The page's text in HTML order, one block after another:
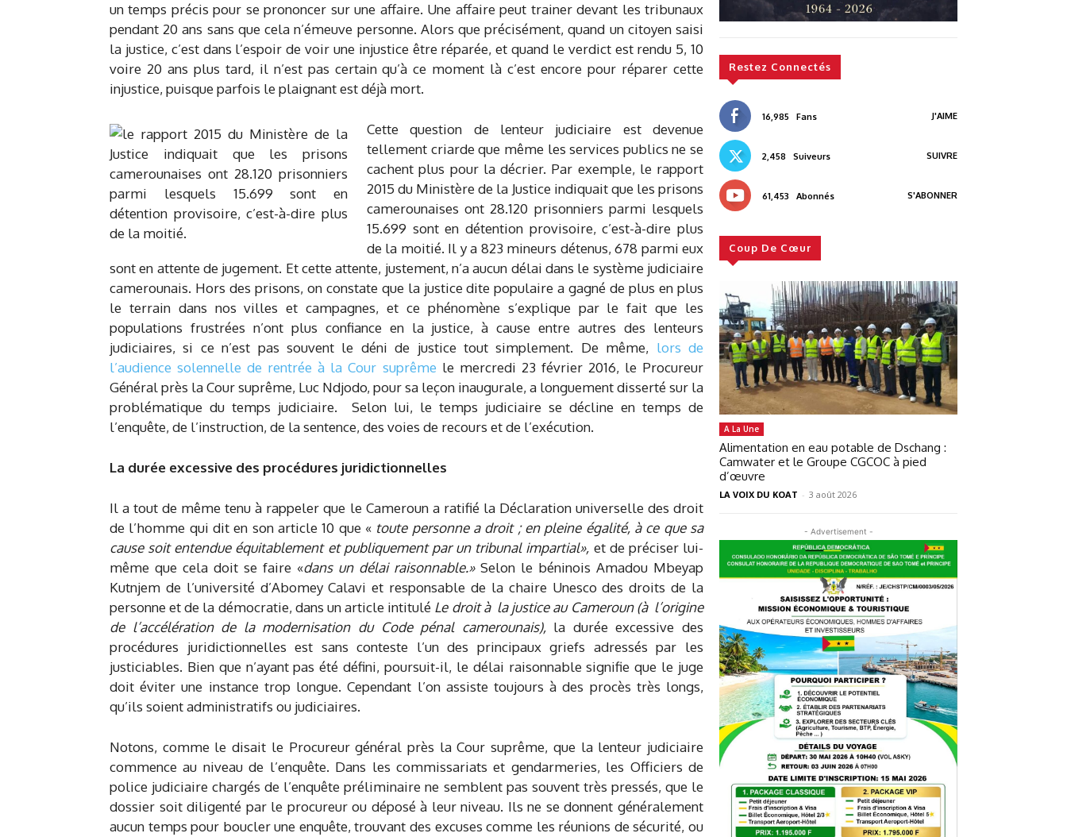
un temps précis pour se prononcer sur une affaire. Une affaire peut trainer devant les tribunaux
pendant 20 ans sans que cela n’émeuve personne. Alors que précisément, quand un citoyen saisi
la justice, c’est dans l’espoir de voir une injustice être réparée, et quand le verdict est rendu 5, 10
voire 20 ans plus tard, il n’est pas certain qu’à ce moment là c’est encore pour réparer cette
injustice, puisque parfois le plaignant est déjà mort.
Cette question de lenteur judiciaire est devenue
tellement criarde que même les services publics ne se
cachent plus pour la décrier. Par exemple, le rapport
2015 du Ministère de la Justice indiquait que les prisons
camerounaises ont 28.120 prisonniers parmi lesquels
15.699 sont en détention provisoire, c’est-à-dire plus
de la moitié. Il y a 823 mineurs détenus, 678 parmi eux
sont en attente de jugement. Et cette attente, justement, n’a aucun délai dans le système judiciaire
camerounais. Hors des prisons, on constate que la justice dite populaire a gagné de plus en plus
le terrain dans nos villes et campagnes, et ce phénomène s’explique par le fait que les
populations frustrées n’ont plus confiance en la justice, à cause entre autres des lenteurs
judiciaires, si ce n’est pas souvent le déni de justice tout simplement. De même, lors de
l’audience solennelle de rentrée à la Cour suprême le mercredi 23 février 2016, le Procureur
Général près la Cour suprême, Luc Ndjodo, pour sa leçon inaugurale, a longuement disserté sur la
problématique du temps judiciaire. Selon lui, le temps judiciaire se décline en temps de
l’enquête, de l’instruction, de la sentence, des voies de recours et de l’exécution.
La durée excessive des procédures juridictionnelles
Il a tout de même tenu à rappeler que le Cameroun a ratifié la Déclaration universelle des droit
de l’homme qui dit en son article 10 que « toute personne a droit ; en pleine égalité, à ce que sa
cause soit entendue équitablement et publiquement par un tribunal impartial», et de préciser lui-
même que cela doit se faire «dans un délai raisonnable.» Selon le béninois Amadou Mbeyap
Kutnjem de l’université d’Abomey Calavi et responsable de la chaire Unesco des droits de la
personne et de la démocratie, dans un article intitulé Le droit à la justice au Cameroun (à l’origine
de l’accélération de la modernisation du Code pénal camerounais), la durée excessive des
procédures juridictionnelles est sans conteste l’un des principaux griefs adressés par les
justiciables. Bien que n’ayant pas été défini, poursuit-il, le délai raisonnable signifie que le juge
doit éviter une instance trop longue. Cependant l’on assiste toujours à des procès très longs,
qu’ils soient administratifs ou judiciaires.
Notons, comme le disait le Procureur général près la Cour suprême, que la lenteur judiciaire
commence au niveau de l’enquête. Dans les commissariats et gendarmeries, les Officiers de
police judiciaire chargés de l’enquête préliminaire ne semblent pas souvent très pressés, que le
dossier soit diligenté par le procureur ou déposé à leur niveau. Ils ne se donnent généralement
aucun temps pour boucler une enquête, trouvant des excuses comme les réunions de sécurité, ou
Restez Connectés
16,985 Fans J'AIME
2,458 Suiveurs SUIVRE
61,453 Abonnés S'ABONNER
Coup De Cœur
A La Une
Alimentation en eau potable de Dschang :
Camwater et le Groupe CGCOC à pied
d’œuvre
LA VOIX DU KOAT - 3 août 2026
- Advertisement -